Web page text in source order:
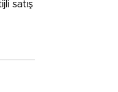
satış